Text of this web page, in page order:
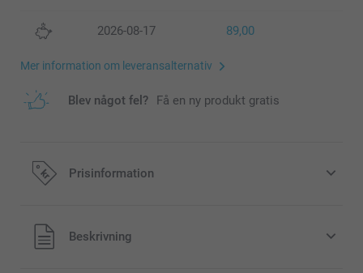
2026-08-17 89,00
Mer information om leveransalternativ
Blev något fel? Få en ny produkt gratis
Prisinformation
Alla priser är i svenska kronor (SEK), inklusive moms och
exklusive porto.
Beskrivning